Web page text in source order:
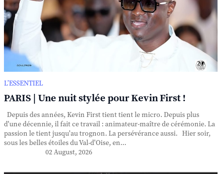
L’ESSENTIEL
PARIS | Une nuit stylée pour Kevin First !
Depuis des années, Kevin First tient tient le micro. Depuis plus
d'une décennie, il fait ce travail : animateur-maître de cérémonie. La
passion le tient jusqu'au trognon. La persévérance aussi. Hier soir,
sous les belles étoiles du Val-d'Oise, en...
02 August, 2026